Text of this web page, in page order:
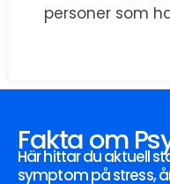
personer som
Fakta om
Här hittar du aktuell
symptom på stress,